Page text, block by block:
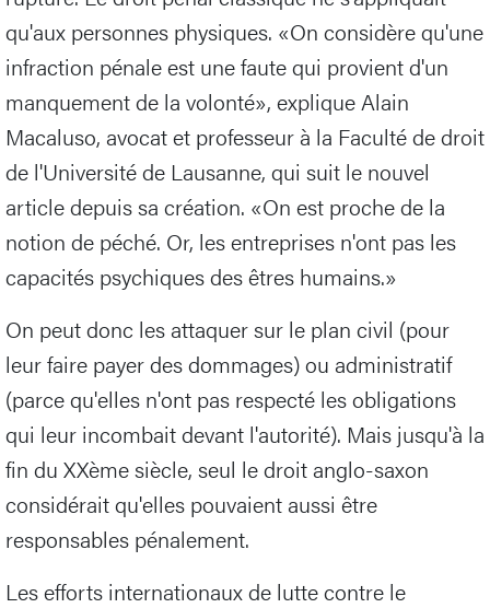
qu'aux personnes physiques. «On considère qu'une
infraction pénale est une faute qui provient d'un
manquement de la volonté», explique Alain
Macaluso, avocat et professeur à la Faculté de droit
de l'Université de Lausanne, qui suit le nouvel
article depuis sa création. «On est proche de la
notion de péché. Or, les entreprises n'ont pas les
capacités psychiques des êtres humains.»
On peut donc les attaquer sur le plan civil (pour
leur faire payer des dommages) ou administratif
(parce qu'elles n'ont pas respecté les obligations
qui leur incombait devant l'autorité). Mais jusqu'à la
fin du XXème siècle, seul le droit anglo-saxon
considérait qu'elles pouvaient aussi être
responsables pénalement.
Les efforts internationaux de lutte contre le